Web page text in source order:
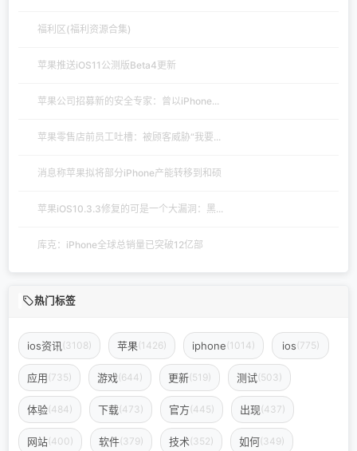
福利区(福利资源合集)
苹果推送iOS11公测版Beta4更新
苹果公司招募新的安全专家：曾以iPhone...
苹果零售店前员工吐槽：被顾客威胁“我要...
消息称苹果拟将部分iPhone产能转移到和硕
苹果iOS10.3.3修复的可是一个大漏洞：黑...
库克：iPhone全球总销量已突破12亿部
热门标签
ios资讯 (3108) 苹果(1426) iphone(1014) ios(775)
应用(735) 游戏(644) 更新(519) 测试(503)
体验(484) 下载(473) 官方(445) 出现(437)
网站(400) 软件(379) 技术(352) 如何(349)